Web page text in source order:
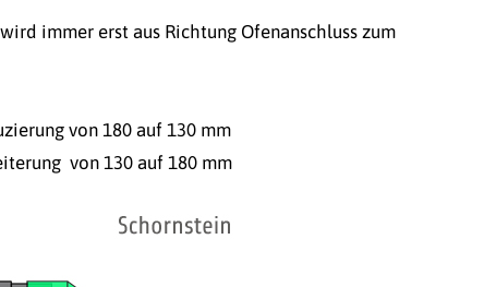
immer erst aus Richtung Ofenanschluss zum
von 180 auf 130 mm
von 130 auf 180 mm